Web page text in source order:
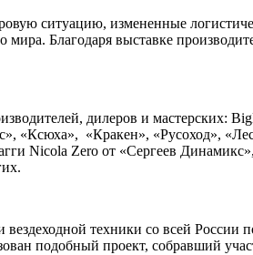
ситуацию, измененные
Благодаря выставке
дилеров и мастерских:
«Ксюха», «Кракен», «Русоход»,
Nicola Zero от «Сергеев
техники со всей России
подобный проект, собравший